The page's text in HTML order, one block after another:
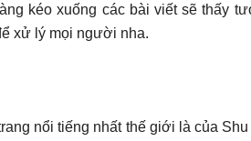
kéo xuống các bài viết sẽ thấy
xử lý mọi người nha.
nổi tiếng nhất thế giới là của